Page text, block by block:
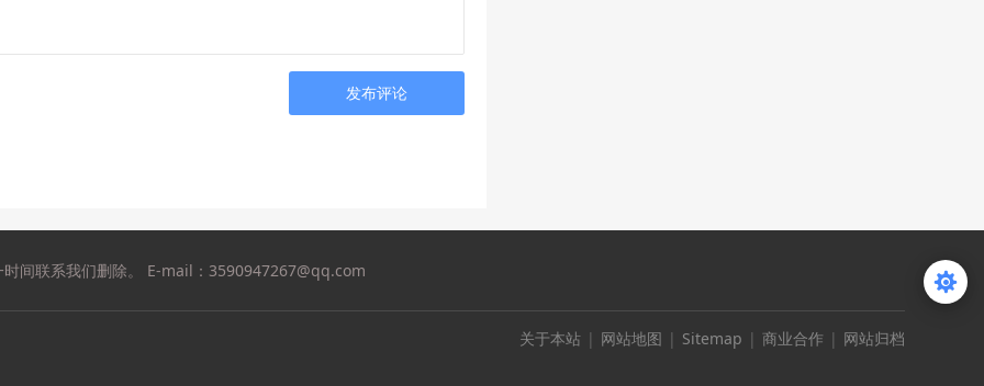
发布评论
间联系我们删除。 E-mail：3590947267@qq.com
关于本站 | 网站地图 | Sitemap | 商业合作 | 网站归档